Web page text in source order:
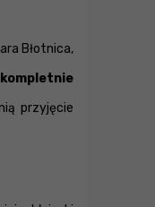
Błotnica,
kompletnie
przyjęcie